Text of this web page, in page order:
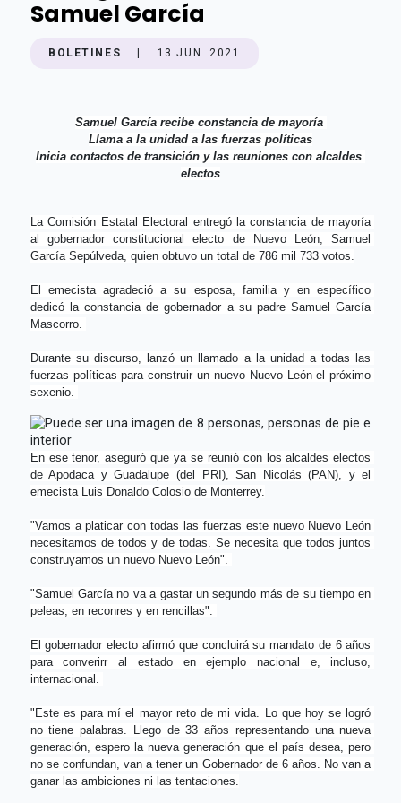
Samuel García
BOLETINES 13 JUN. 2021
Samuel García recibe constancia de mayoría
Llama a la unidad a las fuerzas políticas
Inicia contactos de transición y las reuniones con alcaldes
electos
La Comisión Estatal Electoral entregó la constancia de mayoría
al gobernador constitucional electo de Nuevo León, Samuel
García Sepúlveda, quien obtuvo un total de 786 mil 733 votos.
El emecista agradeció a su esposa, familia y en específico
dedicó la constancia de gobernador a su padre Samuel García
Mascorro.
Durante su discurso, lanzó un llamado a la unidad a todas las
fuerzas políticas para construir un nuevo Nuevo León el próximo
sexenio.
En ese tenor, aseguró que ya se reunió con los alcaldes electos
de Apodaca y Guadalupe (del PRI), San Nicolás (PAN), y el
emecista Luis Donaldo Colosio de Monterrey.
"Vamos a platicar con todas las fuerzas este nuevo Nuevo León
necesitamos de todos y de todas. Se necesita que todos juntos
construyamos un nuevo Nuevo León".
"Samuel García no va a gastar un segundo más de su tiempo en
peleas, en reconres y en rencillas".
El gobernador electo afirmó que concluirá su mandato de 6 años
para converirr al estado en ejemplo nacional e, incluso,
internacional.
"Este es para mí el mayor reto de mi vida. Lo que hoy se logró
no tiene palabras. Llego de 33 años representando una nueva
generación, espero la nueva generación que el país desea, pero
no se confundan, van a tener un Gobernador de 6 años. No van a
ganar las ambiciones ni las tentaciones.